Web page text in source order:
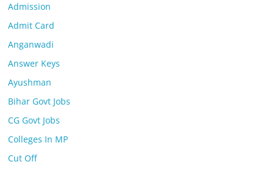
Admission
Admit Card
Anganwadi
Answer Keys
Ayushman
Bihar Govt Jobs
CG Govt Jobs
Colleges In MP
Cut Off